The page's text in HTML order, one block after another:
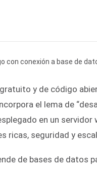
y de código
el lema de
en un
ricas, seguridad y
de bases de datos